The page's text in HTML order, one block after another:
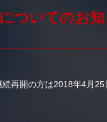
ついてのお
再開の方は2018年4月25